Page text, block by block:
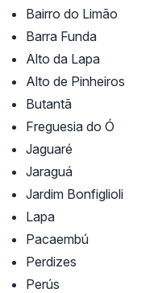
Bairro do Limão
Barra Funda
Alto da Lapa
Alto de Pinheiros
Butantã
Freguesia do Ó
Jaguaré
Jaraguá
Jardim Bonfiglioli
Lapa
Pacaembú
Perdizes
Perús